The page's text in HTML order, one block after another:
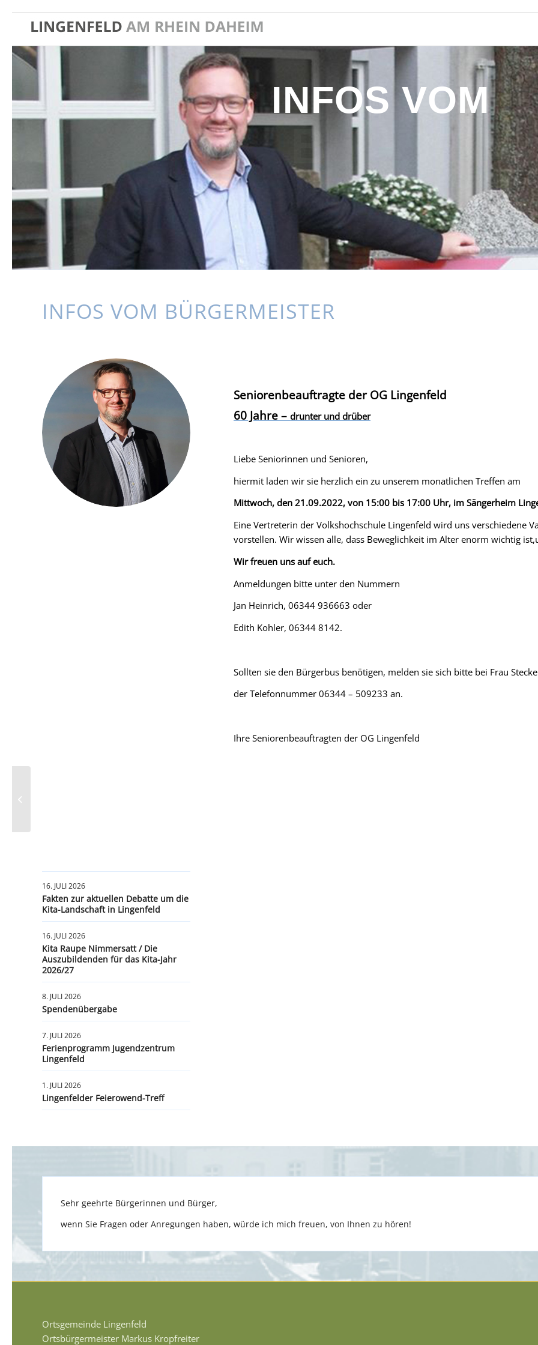
INFOS VOM
BÜ E R
INFOS VOM BÜRGERMEISTER
Seniorenbeauftragte der OG Lingenfeld
60 Jahre –drunter und drüber
Liebe Seniorinnen und Senioren,
hiermit laden wir sie herzlich ein zu unserem monatlichen Treffen am
Mittwoch, den 21.09.2022, von 15:00 bis 17:00 Uhr, im Sängerheim
Eine Vertreterin der Volkshochschule Lingenfeld wird uns verschiedene
vorstellen. Wir wissen alle, dass Beweglichkeit im Alter enorm wichtig ist,
Wir freuen uns auf euch.
Anmeldungen bitte unter den Nummern
Jan Heinrich, 06344 936663 oder
Edith Kohler, 06344 8142.
Sollten sie den Bürgerbus benötigen, melden sie sich bitte bei Frau
der Telefonnummer 06344 – 509233 an.
Ihre Seniorenbeauftragten der OG Lingenfeld
16. JULI 2026
Fakten zur aktuellen Debatte um die
Kita-Landschaft in Lingenfeld
16. JULI 2026
Kita Raupe Nimmersatt / Die
Auszubildenden für das Kita-Jahr
2026/27
8. JULI 2026
Spendenübergabe
7. JULI 2026
Ferienprogramm Jugendzentrum
Lingenfeld
1. JULI 2026
Lingenfelder Feierowend-Treff
Sehr geehrte Bürgerinnen und Bürger,
wenn Sie Fragen oder Anregungen haben, würde ich mich freuen, von Ihnen zu hören!
Ortsgemeinde Lingenfeld
Ortsbürgermeister Markus Kropfreiter